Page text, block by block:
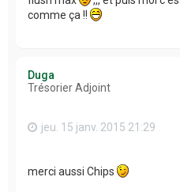
comme ça !!
Duga
Trésorier Adjoint
jeu. 15 janv. 2015 21:29
merci aussi Chips